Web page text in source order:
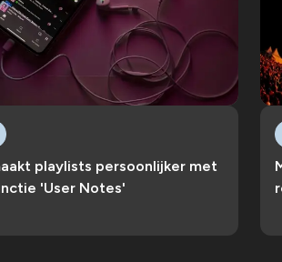
playlists persoonlijker met
'User Notes'